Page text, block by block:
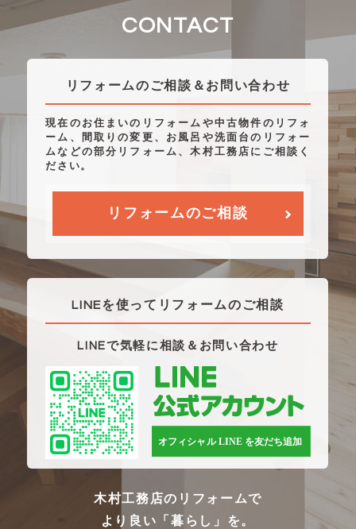
CONTACT
リフォームのご相談＆お問い合わせ
現在のお住まいのリフォームや中古物件のリフォ
ーム、間取りの変更、お風呂や洗面台のリフォー
ムなどの部分リフォーム、木村工務店にご相談く
ださい。
リフォームのご相談
LINEを使ってリフォームのご相談
LINEで気軽に相談＆お問い合わせ
木村工務店のリフォームで
より良い「暮らし」を。